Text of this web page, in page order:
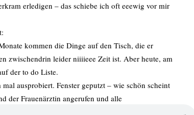
erledigen – das schiebe ich oft eeewig vor mir
kommen die Dinge auf den Tisch, die er
zwischendrin leider niiiieee Zeit ist. Aber heute, am
der to do Liste.
ausprobiert. Fenster geputzt – wie schön scheint
der Frauenärztin angerufen und alle